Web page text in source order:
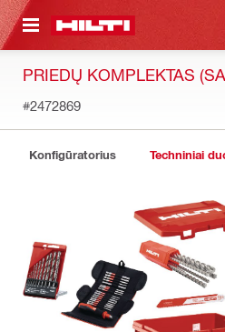
TURINIO
PRIEDŲ KOMPLEKTAS
#2472869
Konfigūratorius Techniniai